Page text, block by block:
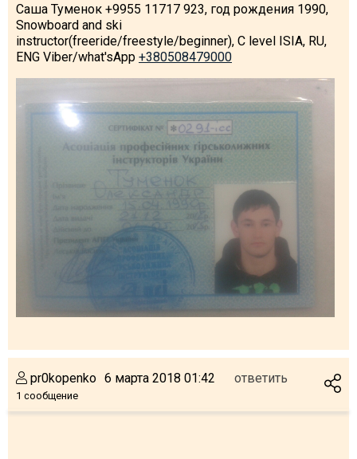
Саша Туменок +9955 11717 923, год рождения 1990,
Snowboard and ski
instructor(freeride/freestyle/beginner), C level ISIA, RU,
ENG Viber/what'sApp +380508479000
pr0kopenko
1 сообщение
6 марта 2018 01:42 ответить
Календарь событий
Телеграм-канал
Гудаури
INFO
ПРОЖИВАНИЕ
Квартиры
Коттеджи
Долгосрочная аренда
Другое
ГРУЗИЯ